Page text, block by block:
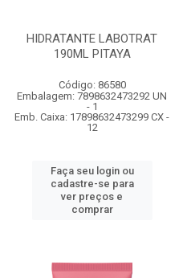
HIDRATANTE LABOTRAT
190ML PITAYA
Código: 86580
Embalagem: 7898632473292 UN
- 1
Emb. Caixa: 17898632473299 CX -
12
Faça seu login ou
cadastre-se para
ver preços e
comprar